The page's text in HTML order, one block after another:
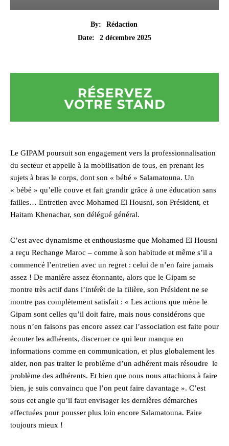
By:
Rédaction
Date:
2 décembre 2025
Le GIPAM poursuit son engagement vers la professionnalisation
du secteur et appelle à la mobilisation de tous, en prenant les
sujets à bras le corps, dont son « bébé » Salamatouna. Un
« bébé » qu’elle couve et fait grandir grâce à une éducation sans
failles… Entretien avec Mohamed El Housni, son Président, et
Haitam Khenachar, son délégué général.
C’est avec dynamisme et enthousiasme que Mohamed El Housni
a reçu Rechange Maroc – comme à son habitude et même s’il a
commencé l’entretien avec un regret : celui de n’en faire jamais
assez ! De manière assez étonnante, alors que le Gipam se
montre très actif dans l’intérêt de la filière, son Président ne se
montre pas complètement satisfait : « Les actions que mène le
Gipam sont celles qu’il doit faire, mais nous considérons que
nous n’en faisons pas encore assez car l’association est faite pour
écouter les adhérents, discerner ce qui leur manque en
informations comme en communication, et plus globalement les
aider, non pas traiter le problème d’un adhérent mais résoudre le
problème des adhérents. Et bien que nous nous attachions à faire
bien, je suis convaincu que l’on peut faire davantage ». C’est
sous cet angle qu’il faut envisager les dernières démarches
effectuées pour pousser plus loin encore Salamatouna. Faire
toujours mieux !